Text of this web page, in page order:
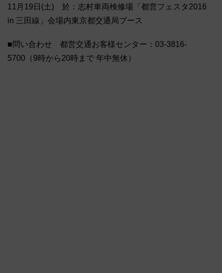
11月19日(土) 於：志村車両検修場「都営フェスタ2016
in 三田線」会場内東京都交通局ブース
■問い合わせ 都営交通お客様センター：03-3816-
5700（9時から20時まで 年中無休）